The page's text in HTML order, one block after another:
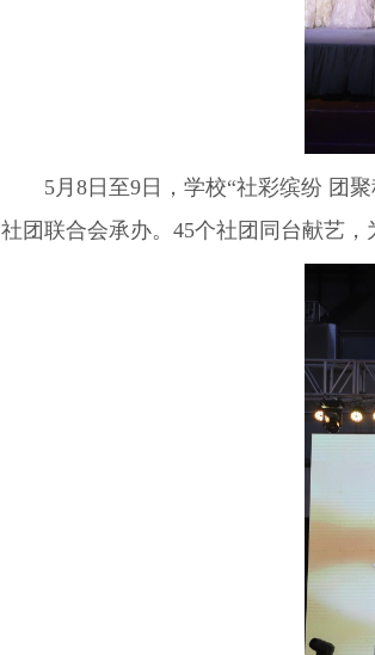
5月8日至9日，学校“社彩缤纷 团聚
社团联合会承办。45个社团同台献艺